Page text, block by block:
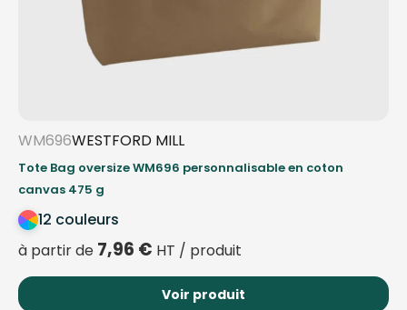
WM696WESTFORD MILL
Tote Bag oversize WM696 personnalisable en coton
canvas 475 g
12 couleurs
à partir de 7,96 € HT / produit
Voir produit